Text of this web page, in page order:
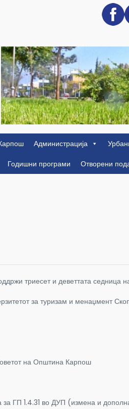
Администрација
Годишни програми Отворени
триесет и деветтата седница
за туризам и менаџмент
на Општина Карпош
за ГП 1.4.31 во ДУП (измена и